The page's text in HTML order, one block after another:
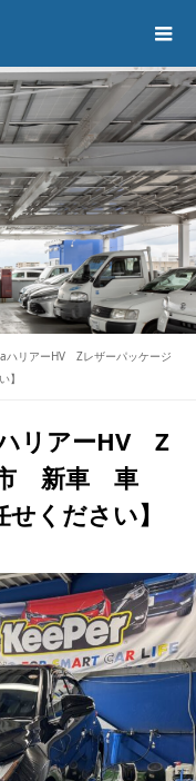
ハリアーHV Zレザーパッケージ
ハリアーHV Z
市 新車 車
ください】